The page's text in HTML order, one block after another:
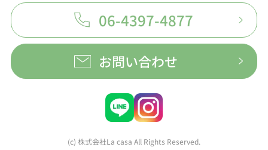
06-4397-4877
お問い合わせ
(c) 株式会社La casa All Rights Reserved.